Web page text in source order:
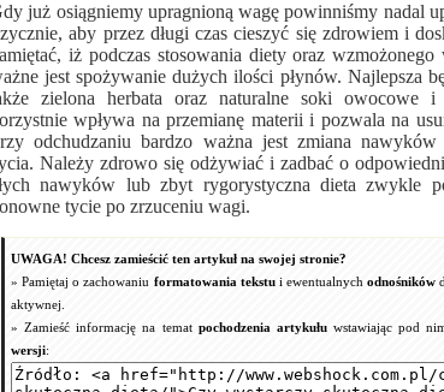
już osiągniemy upragnioną wagę powinniśmy nadal
aby przez długi czas cieszyć się zdrowiem i
iż podczas stosowania diety oraz
jest spożywanie dużych ilości płynów. Najlepsza
zielona herbata oraz naturalne soki owocowe
wpływa na przemianę materii i pozwala na
odchudzaniu bardzo ważna jest zmiana
Należy zdrowo się odżywiać i zadbać o
nawyków lub zbyt rygorystyczna dieta zwykle
tycie po zrzuceniu wagi.
UWAGA! Chcesz zamieścić ten artykuł na swojej stronie?
» Pamiętaj o zachowaniu formatowania tekstui ewentualnychodnośników
aktywnej.
» Zamieść informację na temat pochodzenia artykułuwstawiając pod
wersji: